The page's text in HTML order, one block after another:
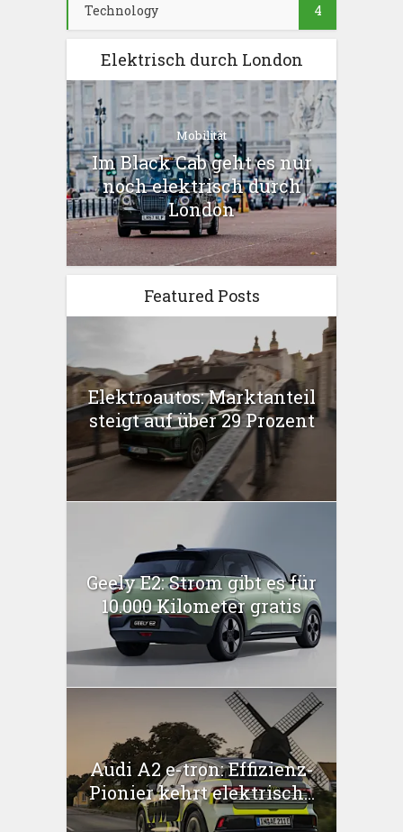
Technology 4
Elektrisch durch London
Mobilität
Im Black Cab geht es nur
noch elektrisch durch
London
Featured Posts
Elektroautos: Marktanteil
steigt auf über 29 Prozent
Geely E2: Strom gibt es für
10.000 Kilometer gratis
Audi A2 e-tron: Effizienz-
Pionier kehrt elektrisch...